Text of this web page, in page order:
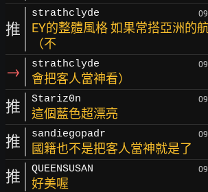
推
strathclyde
EY的整體風格 如果常搭亞洲的
（不
→ strathclyde
會把客人當神看）
推 Stariz0n
這個藍色超漂亮
推 sandiegopadr
國籍也不是把客人當神就是了
推 QUEENSUSAN
好美喔